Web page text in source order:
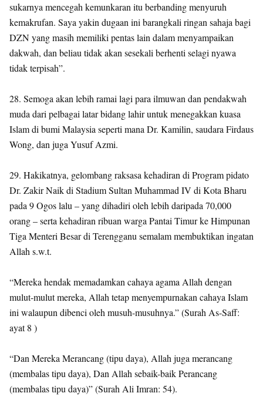
sukarnya mencegah kemunkaran itu berbanding menyuruh
kemakrufan. Saya yakin dugaan ini barangkali ringan sahaja bagi
DZN yang masih memiliki pentas lain dalam menyampaikan
dakwah, dan beliau tidak akan sesekali berhenti selagi nyawa
tidak terpisah”.
28. Semoga akan lebih ramai lagi para ilmuwan dan pendakwah
muda dari pelbagai latar bidang lahir untuk menegakkan kuasa
Islam di bumi Malaysia seperti mana Dr. Kamilin, saudara Firdaus
Wong, dan juga Yusuf Azmi.
29. Hakikatnya, gelombang raksasa kehadiran di Program pidato
Dr. Zakir Naik di Stadium Sultan Muhammad IV di Kota Bharu
pada 9 Ogos lalu – yang dihadiri oleh lebih daripada 70,000
orang – serta kehadiran ribuan warga Pantai Timur ke Himpunan
Tiga Menteri Besar di Terengganu semalam membuktikan ingatan
Allah s.w.t.
“Mereka hendak memadamkan cahaya agama Allah dengan
mulut-mulut mereka, Allah tetap menyempurnakan cahaya Islam
ini walaupun dibenci oleh musuh-musuhnya.” (Surah As-Saff:
ayat 8 )
“Dan Mereka Merancang (tipu daya), Allah juga merancang
(membalas tipu daya), Dan Allah sebaik-baik Perancang
(membalas tipu daya)” (Surah Ali Imran: 54).